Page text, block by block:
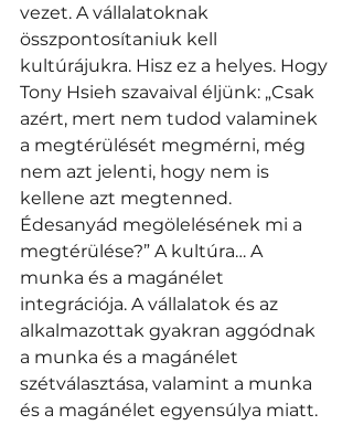
vezet. A vállalatoknak
összpontosítaniuk kell
kultúrájukra. Hisz ez a helyes. Hogy
Tony Hsieh szavaival éljünk: „Csak
azért, mert nem tudod valaminek
a megtérülését megmérni, még
nem azt jelenti, hogy nem is
kellene azt megtenned.
Édesanyád megölelésének mi a
megtérülése?” A kultúra… A
munka és a magánélet
integrációja. A vállalatok és az
alkalmazottak gyakran aggódnak
a munka és a magánélet
szétválasztása, valamint a munka
és a magánélet egyensúlya miatt.